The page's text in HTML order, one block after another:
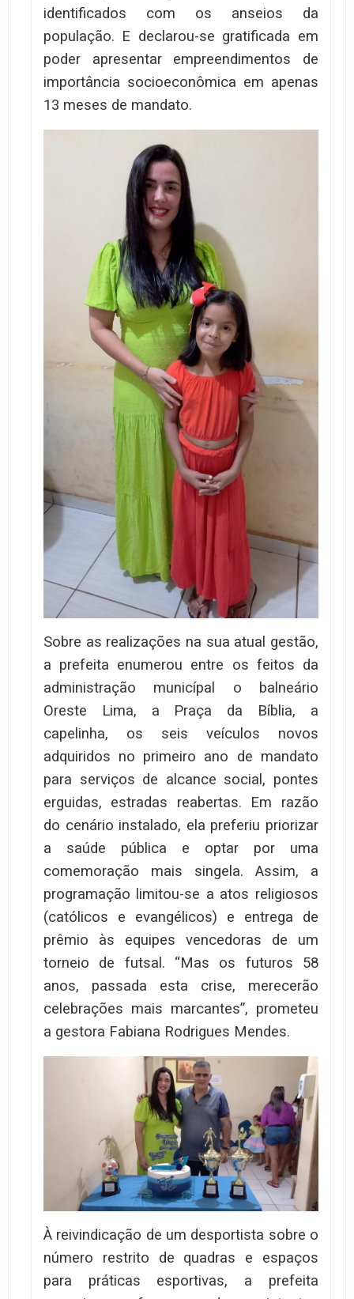
identificados com os anseios da
população. E declarou-se gratificada em
poder apresentar empreendimentos de
importância socioeconômica em apenas
13 meses de mandato.
Sobre as realizações na sua atual gestão,
a prefeita enumerou entre os feitos da
administração municípal o balneário
Oreste Lima, a Praça da Bíblia, a
capelinha, os seis veículos novos
adquiridos no primeiro ano de mandato
para serviços de alcance social, pontes
erguidas, estradas reabertas. Em razão
do cenário instalado, ela preferiu priorizar
a saúde pública e optar por uma
comemoração mais singela. Assim, a
programação limitou-se a atos religiosos
(católicos e evangélicos) e entrega de
prêmio às equipes vencedoras de um
torneio de futsal. “Mas os futuros 58
anos, passada esta crise, merecerão
celebrações mais marcantes”, prometeu
a gestora Fabiana Rodrigues Mendes.
À reivindicação de um desportista sobre o
número restrito de quadras e espaços
para práticas esportivas, a prefeita